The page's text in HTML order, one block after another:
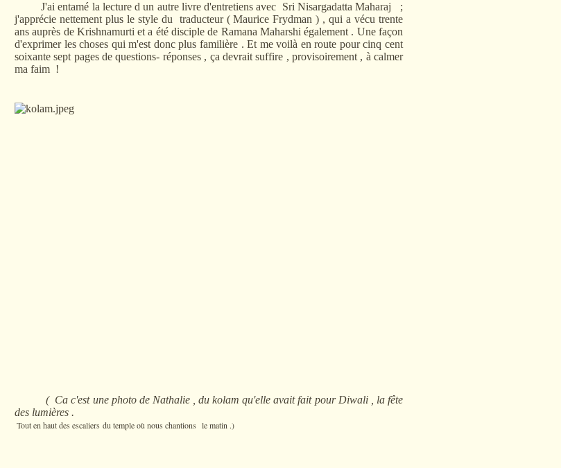
J'ai entamé la lecture d un autre livre d'entretiens avec Sri Nisargadatta Maharaj ;
j'apprécie nettement plus le style du traducteur ( Maurice Frydman ) , qui a vécu trente
ans auprès de Krishnamurti et a été disciple de Ramana Maharshi également . Une façon
d'exprimer les choses qui m'est donc plus familière . Et me voilà en route pour cinq cent
soixante sept pages de questions- réponses , ça devrait suffire , provisoirement , à calmer
ma faim !
( Ca c'est une photo de Nathalie , du kolam qu'elle avait fait pour Diwali , la fête
des lumières .
Tout en haut des escaliers du temple où nous chantions le matin .)